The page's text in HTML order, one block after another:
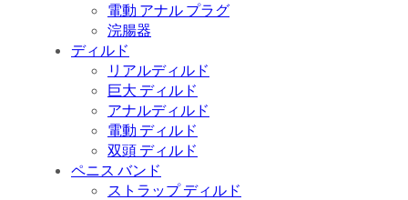
電動 アナル プラグ
浣腸器
ディルド
リアルディルド
巨大 ディルド
アナルディルド
電動 ディルド
双頭 ディルド
ペニス バンド
ストラップ ディルド